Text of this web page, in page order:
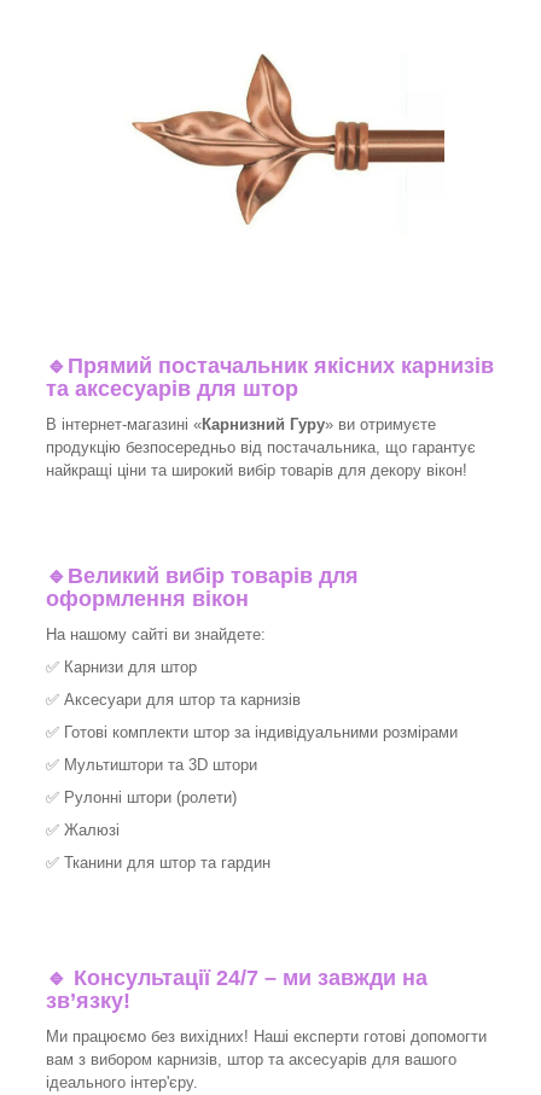
🔹 Прямий постачальник якісних карнизів
та аксесуарів для штор
В інтернет-магазині «Карнизний Гуру» ви отримуєте
продукцію безпосередньо від постачальника, що гарантує
найкращі ціни та широкий вибір товарів для декору вікон!​
🔹 Великий вибір товарів для
оформлення вікон
На нашому сайті ви знайдете:
✅ Карнизи для штор
✅ Аксесуари для штор та карнизів
✅ Готові комплекти штор за індивідуальними розмірами
✅ Мультиштори та 3D штори
✅ Рулонні штори (ролети)
✅ Жалюзі
✅ Тканини для штор та гардин
🔹 Консультації 24/7 – ми завжди на
зв’язку!
Ми працюємо без вихідних! Наші експерти готові допомогти
вам з вибором карнизів, штор та аксесуарів для вашого
ідеального інтер'єру.​